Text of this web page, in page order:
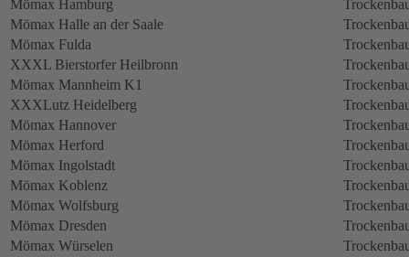
Mömax Hamburg
Mömax Halle an der Saale
Mömax Fulda
XXXL Bierstorfer Heilbronn
Mömax Mannheim K1
XXXLutz Heidelberg
Mömax Hannover
Mömax Herford
Mömax Ingolstadt
Mömax Koblenz
Mömax Wolfsburg
Mömax Dresden
Mömax Würselen